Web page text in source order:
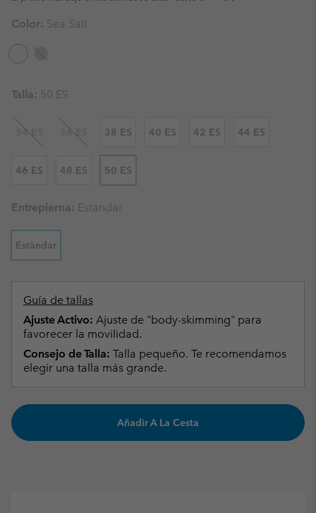
Color: Sea Salt
Talla: 50 ES
34 ES 36 ES 38 ES 40 ES 42 ES 44 ES
46 ES 48 ES 50 ES
Entrepierna: Estàndar
Estàndar
Guía de tallas
Ajuste Activo: Ajuste de "body-skimming" para
favorecer la movilidad.
Consejo de Talla: Talla pequeño. Te recomendamos
elegir una talla más grande.
Añadir A La Cesta